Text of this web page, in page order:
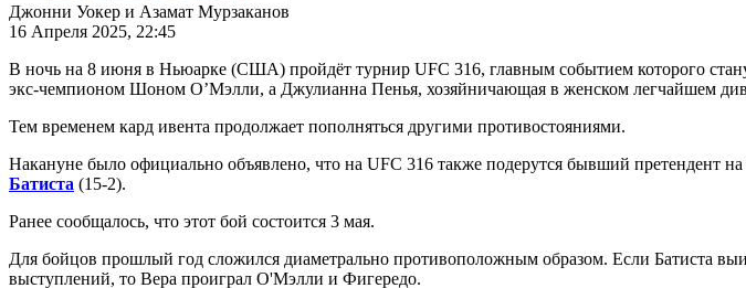
Джонни Уокер и Азамат Мурзаканов
16 Апреля 2025, 22:45
В ночь на 8 июня в Ньюарке (США) пройдёт турнир UFC 316, главным событием которого
экс-чемпионом Шоном О’Мэлли, а Джулианна Пенья, хозяйничающая в женском легчайшем
Тем временем кард ивента продолжает пополняться другими противостояниями.
Накануне было официально объявлено, что на UFC 316 также подерутся бывший претендент на
Батиста (15-2).
Ранее сообщалось, что этот бой состоится 3 мая.
Для бойцов прошлый год сложился диаметрально противоположным образом. Если Батиста
выступлений, то Вера проиграл О'Мэлли и Фигередо.